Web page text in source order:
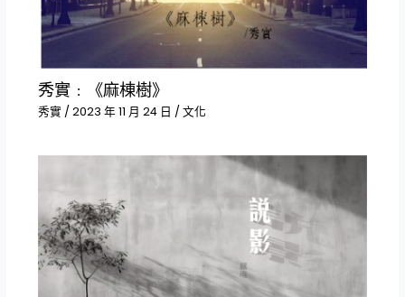
秀實﹕《麻棟樹》
秀實/ 2023 年 11 月 24 日 / 文化